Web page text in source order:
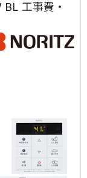
工事費・